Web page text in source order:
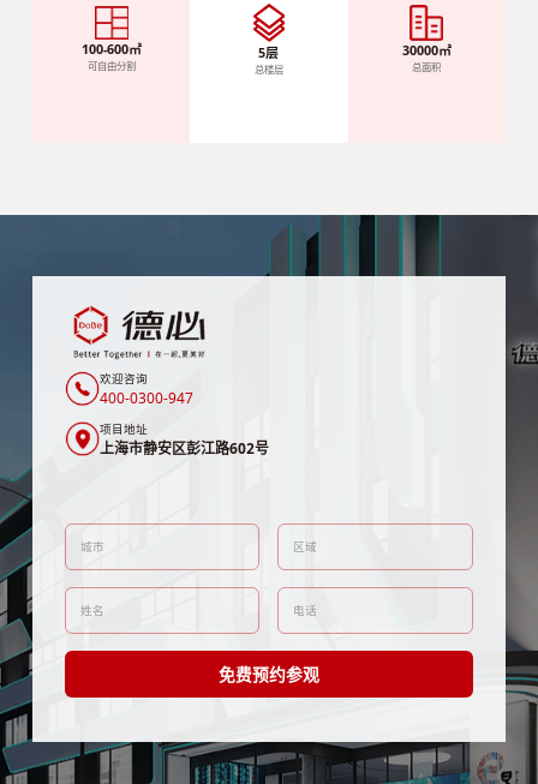
100-600㎡
可自由分割
5层
总楼层
30000㎡
总面积
欢迎咨询
400-0300-947
项目地址
上海市静安区彭江路602号
免费预约参观